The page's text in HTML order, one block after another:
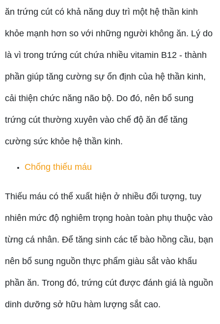
ăn trứng cút có khả năng duy trì một hệ thần kinh
khỏe mạnh hơn so với những người không ăn. Lý do
là vì trong trứng cút chứa nhiều vitamin B12 - thành
phần giúp tăng cường sự ổn định của hệ thần kinh,
cải thiện chức năng não bộ. Do đó, nên bổ sung
trứng cút thường xuyên vào chế độ ăn để tăng
cường sức khỏe hệ thần kinh.
Chống thiếu máu
Thiếu máu có thể xuất hiện ở nhiều đối tượng, tuy
nhiên mức độ nghiêm trọng hoàn toàn phụ thuộc vào
từng cá nhân. Để tăng sinh các tế bào hồng cầu, bạn
nên bổ sung nguồn thực phẩm giàu sắt vào khẩu
phần ăn. Trong đó, trứng cút được đánh giá là nguồn
dinh dưỡng sở hữu hàm lượng sắt cao.